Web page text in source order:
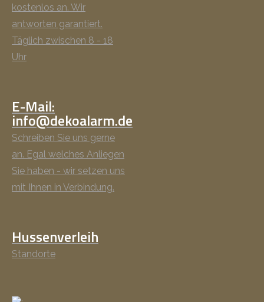
kostenlos an. Wir
antworten garantiert.
Täglich zwischen 8 - 18
Uhr
E-Mail:
info@dekoalarm.de
Schreiben Sie uns gerne
an. Egal welches Anliegen
Sie haben - wir setzen uns
mit Ihnen in Verbindung.
Hussenverleih
Standorte